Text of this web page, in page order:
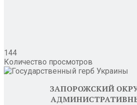
144
Количество просмотров
ЗАПОРОЖСКИЙ